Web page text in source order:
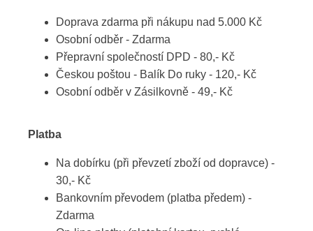
Doprava zdarma při nákupu nad 5.000 Kč
Osobní odběr - Zdarma
Přepravní společností DPD - 80,- Kč
Českou poštou - Balík Do ruky - 120,- Kč
Osobní odběr v Zásilkovně - 49,- Kč
Platba
Na dobírku (při převzetí zboží od dopravce) -
30,- Kč
Bankovním převodem (platba předem) -
Zdarma